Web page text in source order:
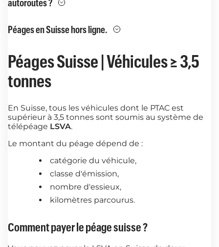
autoroutes ?
Péages en Suisse hors ligne.
Péages Suisse | Véhicules ≥ 3,5
tonnes
En Suisse, tous les véhicules dont le PTAC est
supérieur à 3,5 tonnes sont soumis au système de
télépéage LSVA.
Le montant du péage dépend de :
catégorie du véhicule,
classe d'émission,
nombre d'essieux,
kilomètres parcourus.
Comment payer le péage suisse ?